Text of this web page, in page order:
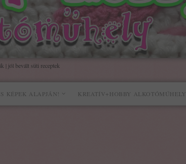
| jól bevált süti receptek
KÉPEK ALAPJÁN! KREATÍV+HOBBY ALKOTÓMŰHELY